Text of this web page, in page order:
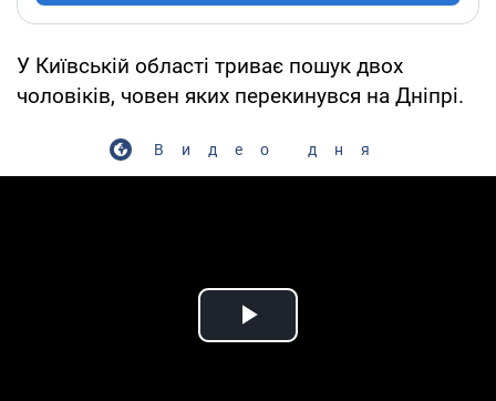
У Київській області триває пошук двох
чоловіків, човен яких перекинувся на Дніпрі.
Видео дня
Play Video